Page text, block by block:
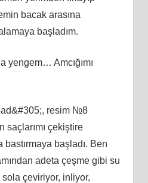
bacak arasına
başladım.
Amcığımı
resim №8
saçlarımı çekiştire
bastırmaya başladı. Ben
adeta çeşme gibi su
sola çeviriyor, inliyor,